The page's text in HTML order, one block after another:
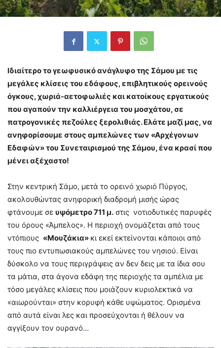
Ιδιαίτερο το γεωφυσικό ανάγλυφο της Σάμου με τις
μεγάλες κλίσεις του εδάφους, επιβλητικούς ορεινούς
όγκους, χωριά-αετοφωλιές και κατοίκους εργατικούς
που αγαπούν την καλλιέργεια του μοσχάτου, σε
πατρογονικές πεζούλες ξερολιθιάς. Ελάτε μαζί μας, να
ανηφορίσουμε στους αμπελώνες των «Αρχέγονων
Εδαφών» του Συνεταιρισμού της Σάμου, ένα κρασί που
μένει αξέχαστο!
Στην κεντρική Σάμο, μετά το ορεινό χωριό Πύργος,
ακολουθώντας ανηφορική διαδρομή μισής ώρας
φτάνουμε σε υψόμετρο 711 μ. στις νοτιοδυτικές παρυφές
του όρους «Άμπελος». Η περιοχή ονομάζεται από τους
ντόπιους «Μουζάκια» κι εκεί εκτείνονται κάποιοι από
τους πιο εντυπωσιακούς αμπελώνες του νησιού. Είναι
δύσκολο να τους περιγράψεις αν δεν δεις με τα ίδια σου
τα μάτια, στα άγονα εδάφη της περιοχής τα αμπέλια με
τόσο μεγάλες κλίσεις που μοιάζουν κυριολεκτικά να
«αιωρούνται» στην κορυφή κάθε υψώματος. Ορισμένα
από αυτά είναι λες και προσεύχονται ή θέλουν να
αγγίξουν τον ουρανό…